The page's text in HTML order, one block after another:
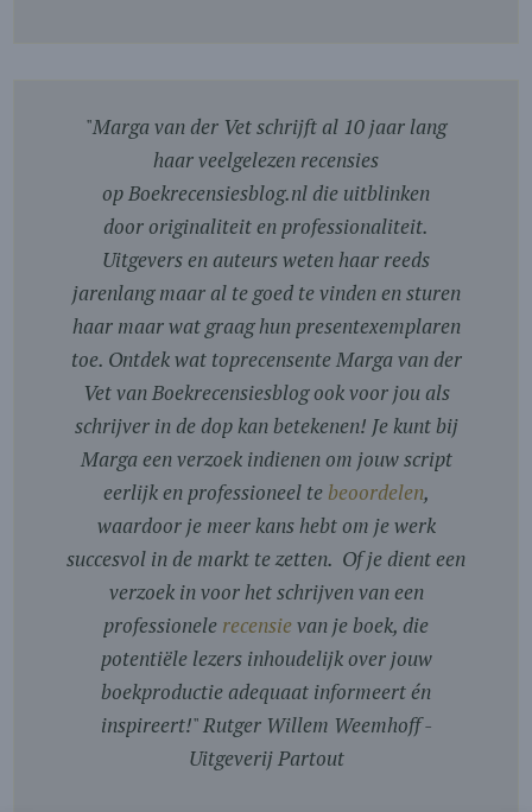
"Marga van der Vet schrijft al 10 jaar lang
haar veelgelezen recensies
op Boekrecensiesblog.nl die uitblinken
door originaliteit en professionaliteit.
Uitgevers en auteurs weten haar reeds
jarenlang maar al te goed te vinden en sturen
haar maar wat graag hun presentexemplaren
toe. Ontdek wat toprecensente Marga van der
Vet van Boekrecensiesblog ook voor jou als
schrijver in de dop kan betekenen! Je kunt bij
Marga een verzoek indienen om jouw script
eerlijk en professioneel te beoordelen,
waardoor je meer kans hebt om je werk
succesvol in de markt te zetten. Of je dient een
verzoek in voor het schrijven van een
professionele recensievan je boek, die
potentiële lezers inhoudelijk over jouw
boekproductie adequaat informeert én
inspireert!"Rutger Willem Weemhoff -
Uitgeverij Partout